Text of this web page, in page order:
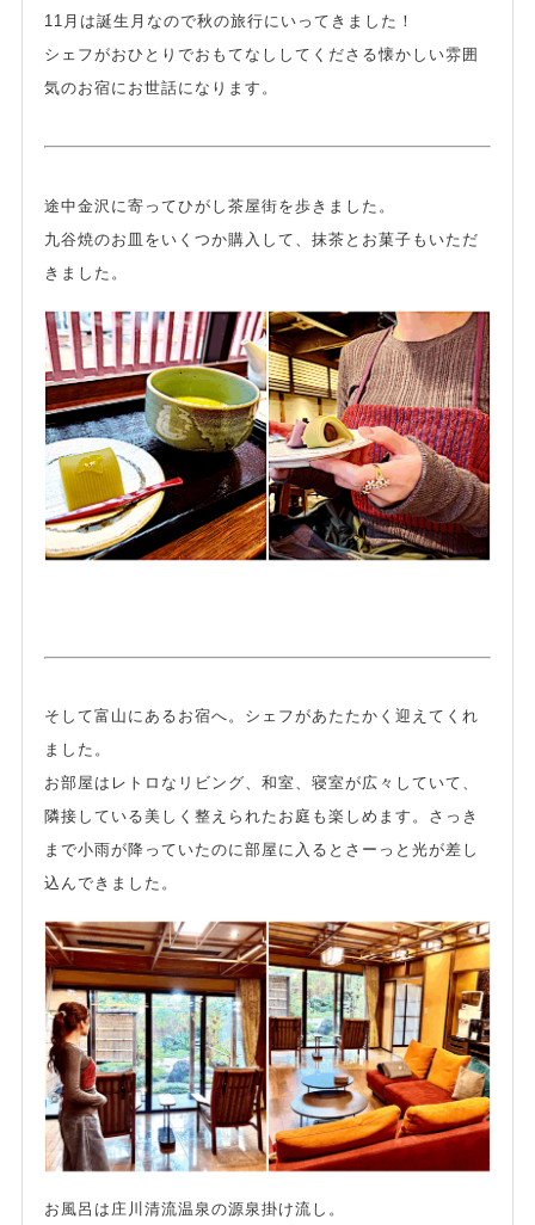
11月は誕生月なので秋の旅行にいってきました！
シェフがおひとりでおもてなししてくださる懐かしい雰囲
気のお宿にお世話になります。
途中金沢に寄ってひがし茶屋街を歩きました。
九谷焼のお皿をいくつか購入して、抹茶とお菓子もいただ
きました。
そして富山にあるお宿へ。シェフがあたたかく迎えてくれ
ました。
お部屋はレトロなリビング、和室、寝室が広々していて、
隣接している美しく整えられたお庭も楽しめます。さっき
まで小雨が降っていたのに部屋に入るとさーっと光が差し
込んできました。
お風呂は庄川清流温泉の源泉掛け流し。